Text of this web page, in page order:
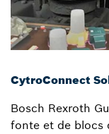
CytroConnect
Bosch Rexroth
fonte et de blocs